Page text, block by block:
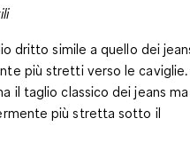
dritto simile a quello dei
più stretti verso le caviglie.
il taglio classico dei jeans ma
più stretta sotto il